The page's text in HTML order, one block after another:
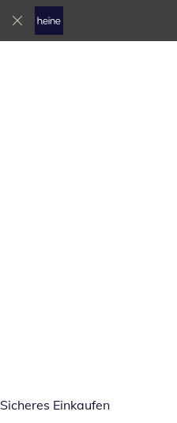
Sicheres Einkaufen